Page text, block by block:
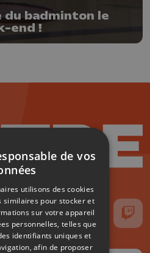
du badminton le
end !
Instagram
nous sur TikTok
Suivez-nous sur YouTube
Suivez-nous
de vos
utilisons des cookies
similaires pour stocker et
sur votre appareil
personnelles, telles que
identifiants uniques et
afin de proposer